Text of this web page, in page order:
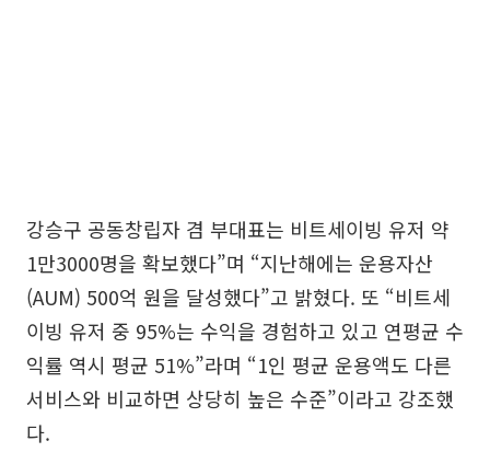
강승구 공동창립자 겸 부대표는 비트세이빙 유저 약
1만3000명을 확보했다”며 “지난해에는 운용자산
(AUM) 500억 원을 달성했다”고 밝혔다. 또 “비트세
이빙 유저 중 95%는 수익을 경험하고 있고 연평균 수
익률 역시 평균 51%”라며 “1인 평균 운용액도 다른
서비스와 비교하면 상당히 높은 수준”이라고 강조했
다.